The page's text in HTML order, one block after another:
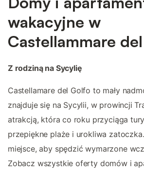
wakacyjne w
Castellammare
Z rodziną na Sycylię
Castellamare del Golfo to mały
znajduje się na Sycylii, w prowincji
atrakcją, która co roku przyciąga
przepiękne plaże i urokliwa zatoczka.
miejsce, aby spędzić wymarzone
Zobacz wszystkie oferty domów i